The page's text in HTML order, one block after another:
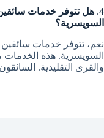
4. هل تتوفر خدمات
السويسرية؟
نعم، تتوفر خدمات
السويسرية. هذه الخدمات
والقرى التقليدية.